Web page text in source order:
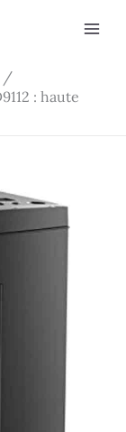
: haute